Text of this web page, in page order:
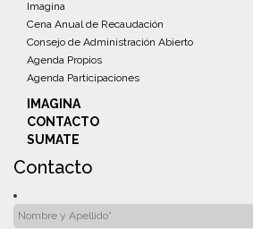
Imagina
Cena Anual de Recaudación
Consejo de Administración Abierto
Agenda Propios
Agenda Participaciones
IMAGINA
CONTACTO
SUMATE
Contacto